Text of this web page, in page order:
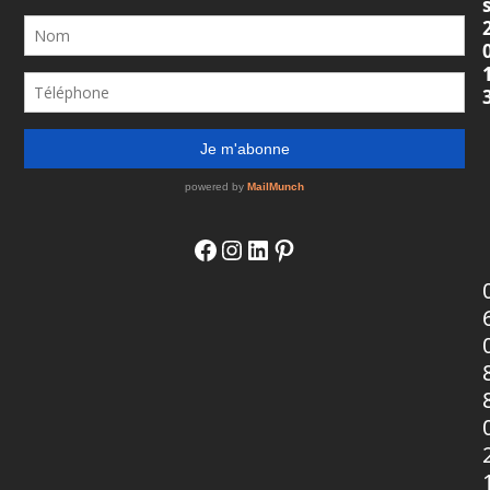
Merci également aux personnes qui ont laissé un
avis sur Google ou un témoignage sur le site
et je me suis dit, comme tant d'autres personnes :
mais pourquoi je n'ai pas fait appel à Élodie PLUS
TÔT !?!!
Cela fait tellement de bien après !!!
J'ai retrouvé des choses au fond d'une étagère que